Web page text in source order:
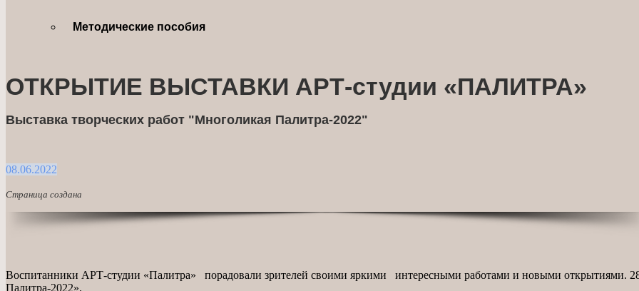
Методические пособия
ОТКРЫТИЕ ВЫСТАВКИ АРТ-студии «ПАЛИТРА»
Выставка творческих работ "Многоликая Палитра-2022"
08.06.2022
Страница создана
Воспитанники АРТ-студии «Палитра» порадовали зрителей своими яркими интересными работами и новыми открытиями.
Палитра-2022».